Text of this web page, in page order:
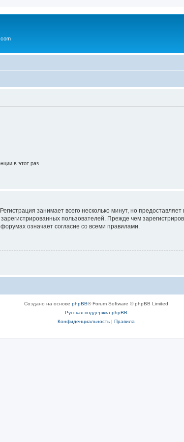
в этот раз
занимает всего несколько минут, но
пользователей. Прежде чем
означает согласие со всеми правилами.
Создано на основе phpBB® Forum Software © phpBB Limited
Русская поддержка phpBB
Конфиденциальность| Правила